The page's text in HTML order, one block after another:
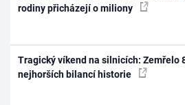
rodiny přicházejí o miliony
Tragický víkend na silnicích: Zemřelo
nejhorších bilancí historie